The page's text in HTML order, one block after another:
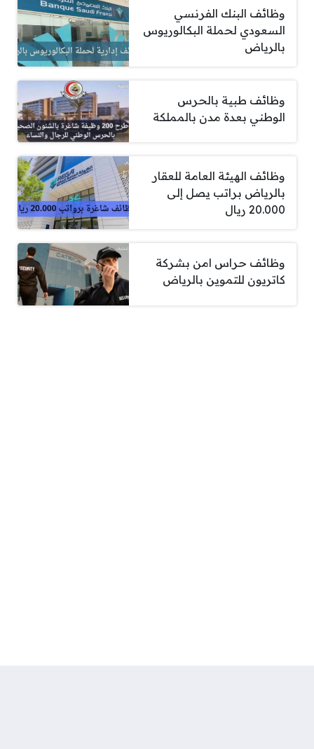
وظائف البنك الفرنسي
السعودي لحملة البكالوريوس
بالرياض
وظائف طبية بالحرس
الوطني بعدة مدن بالمملكة
وظائف الهيئة العامة للعقار
بالرياض براتب يصل إلى
20.000 ريال
وظائف حراس امن بشركة
كاتريون للتموين بالرياض